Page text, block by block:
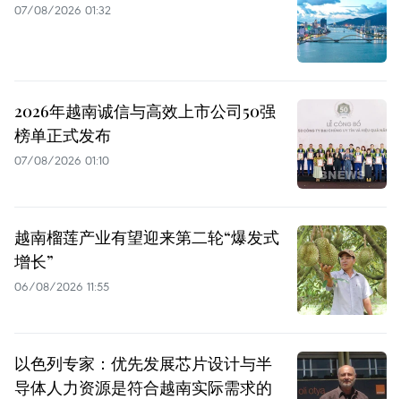
07/08/2026 01:32
2026年越南诚信与高效上市公司50强
榜单正式发布
07/08/2026 01:10
越南榴莲产业有望迎来第二轮“爆发式
增长”
06/08/2026 11:55
以色列专家：优先发展芯片设计与半
导体人力资源是符合越南实际需求的